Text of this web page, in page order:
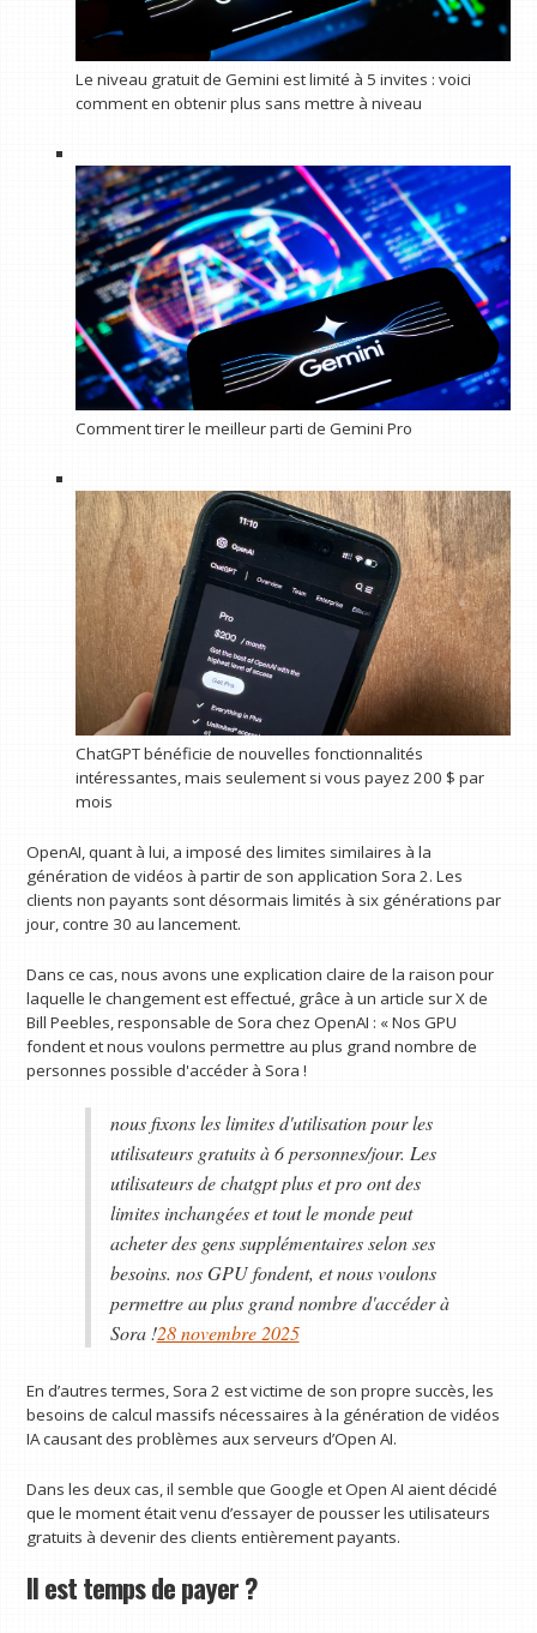
Le niveau gratuit de Gemini est limité à 5 invites : voici
comment en obtenir plus sans mettre à niveau
Comment tirer le meilleur parti de Gemini Pro
ChatGPT bénéficie de nouvelles fonctionnalités
intéressantes, mais seulement si vous payez 200 $ par
mois
OpenAI, quant à lui, a imposé des limites similaires à la
génération de vidéos à partir de son application Sora 2. Les
clients non payants sont désormais limités à six générations par
jour, contre 30 au lancement.
Dans ce cas, nous avons une explication claire de la raison pour
laquelle le changement est effectué, grâce à un article sur X de
Bill Peebles, responsable de Sora chez OpenAI : « Nos GPU
fondent et nous voulons permettre au plus grand nombre de
personnes possible d'accéder à Sora !
nous fixons les limites d'utilisation pour les
utilisateurs gratuits à 6 personnes/jour. Les
utilisateurs de chatgpt plus et pro ont des
limites inchangées et tout le monde peut
acheter des gens supplémentaires selon ses
besoins. nos GPU fondent, et nous voulons
permettre au plus grand nombre d'accéder à
Sora !28 novembre 2025
En d’autres termes, Sora 2 est victime de son propre succès, les
besoins de calcul massifs nécessaires à la génération de vidéos
IA causant des problèmes aux serveurs d’Open AI.
Dans les deux cas, il semble que Google et Open AI aient décidé
que le moment était venu d’essayer de pousser les utilisateurs
gratuits à devenir des clients entièrement payants.
Il est temps de payer ?